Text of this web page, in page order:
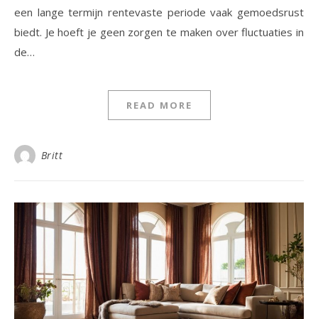
een lange termijn rentevaste periode vaak gemoedsrust
biedt. Je hoeft je geen zorgen te maken over fluctuaties in
de…
READ MORE
Britt